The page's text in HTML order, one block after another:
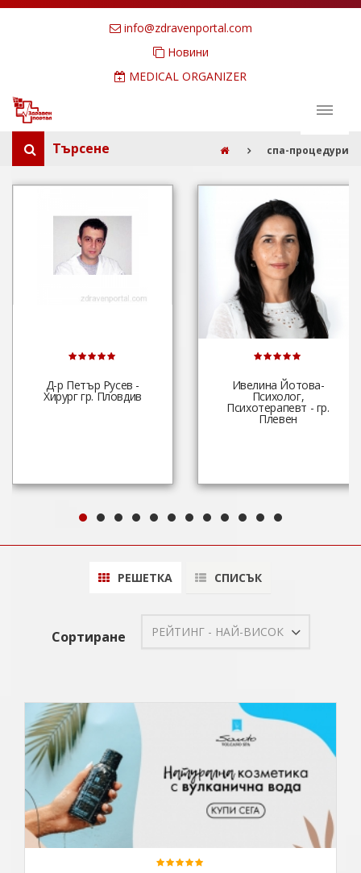
info@zdravenportal.com
Новини
MEDICAL ORGANIZER
Търсене спа-процедури
Д-р Петър Русев -
Хирург гр. Пловдив
Ивелина Йотова-
Психолог,
Психотерапевт - гр.
Плевен
РЕШЕТКА СПИСЪК
Сортиране РЕЙТИНГ - НАЙ-ВИСОК